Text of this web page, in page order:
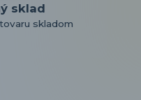
sklad
skladom